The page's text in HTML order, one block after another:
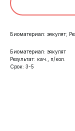
Биоматериал: эякулят;
Биоматериал: эякулят
Результат: кач., п/кол.
Срок: 3-5